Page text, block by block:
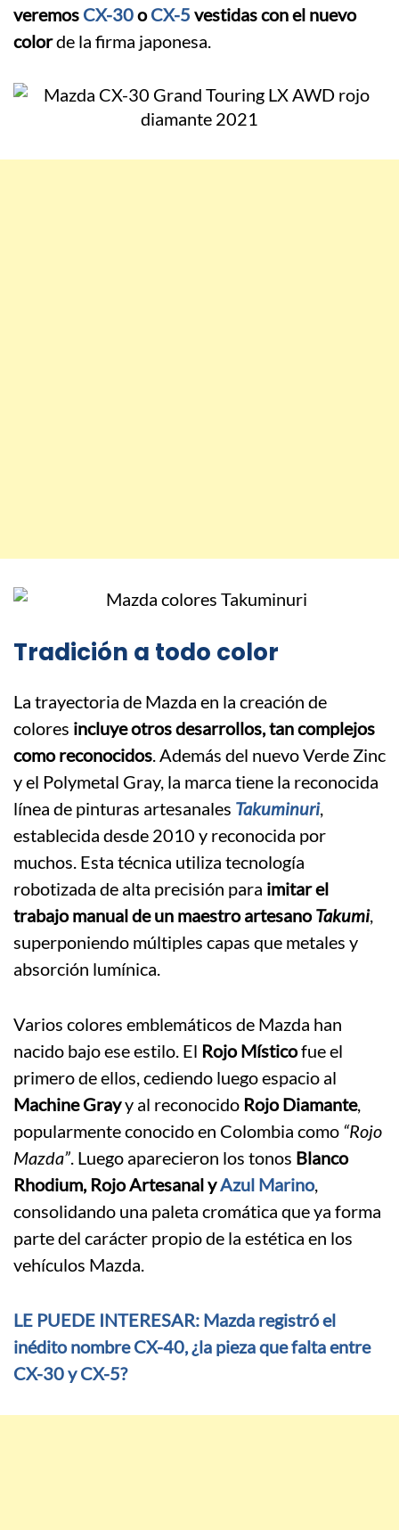
veremos CX-30oCX-5 vestidas con el nuevo
colorde la firma japonesa.
Tradición a todo color
La trayectoria de Mazda en la creación de
colores incluye otros desarrollos, tan complejos
como reconocidos. Además del nuevo Verde Zinc
y el Polymetal Gray, la marca tiene la reconocida
línea de pinturas artesanales Takuminuri,
establecida desde 2010 y reconocida por
muchos. Esta técnica utiliza tecnología
robotizada de alta precisión para imitar el
trabajo manual de un maestro artesanoTakumi,
superponiendo múltiples capas que metales y
absorción lumínica.
Varios colores emblemáticos de Mazda han
nacido bajo ese estilo. El Rojo Místicofue el
primero de ellos, cediendo luego espacio al
Machine Grayy al reconocido Rojo Diamante,
popularmente conocido en Colombia como “Rojo
Mazda”. Luego aparecieron los tonos Blanco
Rhodium, Rojo Artesanal yAzul Marino,
consolidando una paleta cromática que ya forma
parte del carácter propio de la estética en los
vehículos Mazda.
LE PUEDE INTERESAR: Mazda registró el
inédito nombre CX-40, ¿la pieza que falta entre
CX-30 y CX-5?